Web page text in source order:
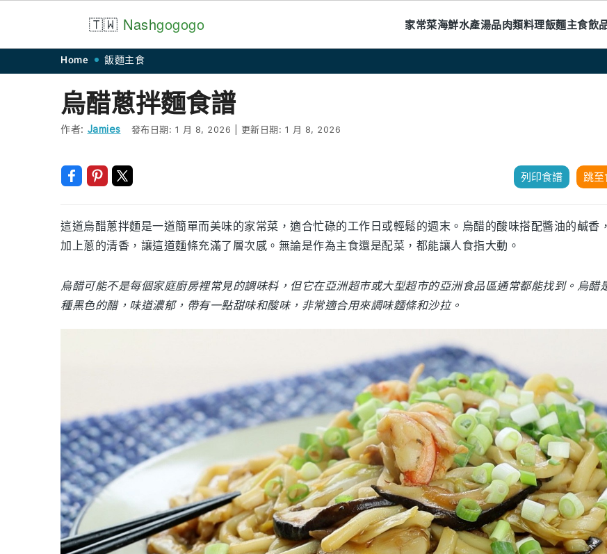
navigation
content
🇹🇼 Nashgogogo 家常菜海鮮水產湯品肉類料理飯麵主食飲
Home 飯麵主食
烏醋蔥拌麵食譜
作者: Jamies 發布日期: 1 月 8, 2026 更新日期: 1 月 8, 2026
列印食譜 跳
這道烏醋蔥拌麵是一道簡單而美味的家常菜，適合忙碌的工作日或輕鬆的週末。烏醋的酸味搭配醬油的鹹香
加上蔥的清香，讓這道麵條充滿了層次感。無論是作為主食還是配菜，都能讓人食指大動。
烏醋可能不是每個家庭廚房裡常見的調味料，但它在亞洲超市或大型超市的亞洲食品區通常都能找到。烏醋
種黑色的醋，味道濃郁，帶有一點甜味和酸味，非常適合用來調味麵條和沙拉。